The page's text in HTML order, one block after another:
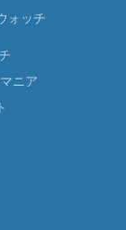
ォッチ
ニア